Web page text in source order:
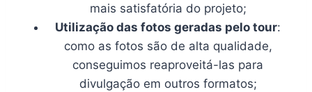
mais satisfatória do projeto;
Utilização das fotos geradas pelo tour:
como as fotos são de alta qualidade,
conseguimos reaproveitá-las para
divulgação em outros formatos;